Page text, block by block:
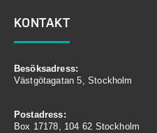
KONTAKT
Besöksadress:
Västgötagatan 5, Stockholm
Postadress:
Box 17178, 104 62 Stockholm